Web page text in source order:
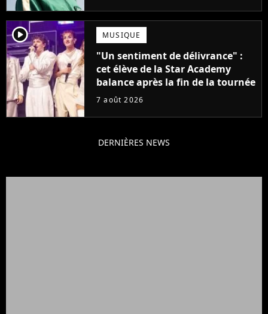
player2 MUSIQUE
"Un sentiment de délivrance" :
cet élève de la Star Academy
balance après la fin de la tournée
7 août 2026
DERNIÈRES NEWS